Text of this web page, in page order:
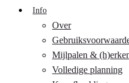
Info
Over
Mijlpalen &
Volledige planning